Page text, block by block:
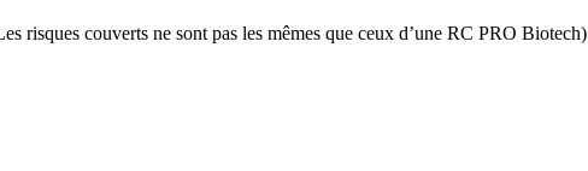
risques couverts ne sont pas les mêmes que ceux d’une RC PRO Biotech)